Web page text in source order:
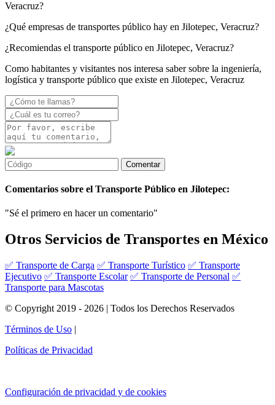
Veracruz?
¿Qué empresas de transportes público hay en Jilotepec, Veracruz?
¿Recomiendas el transporte público en Jilotepec, Veracruz?
Como habitantes y visitantes nos interesa saber sobre la ingeniería,
logística y transporte público que existe en Jilotepec, Veracruz
Comentarios sobre el Transporte Público en Jilotepec:
"Sé el primero en hacer un comentario"
Otros Servicios de Transportes en México
✅ Transporte de Carga ✅ Transporte Turístico ✅ Transporte
Ejecutivo ✅ Transporte Escolar ✅ Transporte de Personal ✅
Transporte para Mascotas
© Copyright 2019 - 2026 | Todos los Derechos Reservados
Términos de Uso |
Políticas de Privacidad
Configuración de privacidad y de cookies